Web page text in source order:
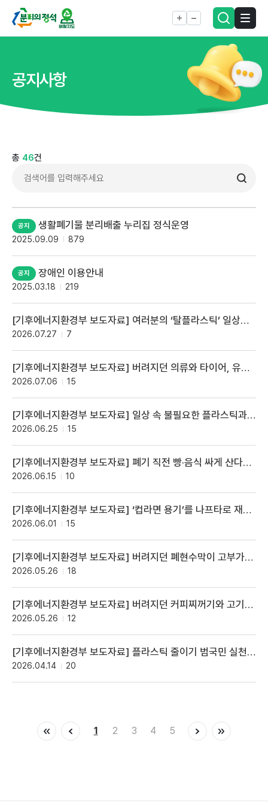
공지사항
총 46건
생활폐기물 분리배출 누리집 정식운영
2025.09.09 879
장애인 이용안내
2025.03.18 219
[기후에너지환경부 보도자료] 여러분의 ‘탈플라스틱’ 일상을 30초에 담아 주세요
2026.07.27 7
[기후에너지환경부 보도자료] 버려지던 의류와 타이어, 유용자원 원료로 다시 돌아온다
2026.07.06 15
[기후에너지환경부 보도자료] 일상 속 불필요한 플라스틱과 재활용 걸림돌, 국민이 찾아 정책으로 만든다
2026.06.25 15
[기후에너지환경부 보도자료] 폐기 직전 빵·음식 싸게 산다… 플랫폼 기반 미판매 식품 마감할인 본격 개시
2026.06.15 10
[기후에너지환경부 보도자료] ‘컵라면 용기’를 나프타로 재생한다… 열분해 시범사업 확대
2026.06.01 15
[기후에너지환경부 보도자료] 버려지던 폐현수막이 고부가가치 자원으로, ‘폐현수막 자원순환 경진대회’ 개최
2026.05.26 18
[기후에너지환경부 보도자료] 버려지던 커피찌꺼기와 고기기름,친환경 비행기 연료로 재탄생
2026.05.26 12
[기후에너지환경부 보도자료] 플라스틱 줄이기 범국민 실천운동 추진
2026.04.14 20
1 2 3 4 5